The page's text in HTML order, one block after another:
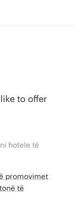
to offer
hotele të
promovimet
të